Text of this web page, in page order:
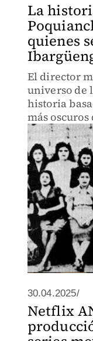
La
quienes
El director
universo de
historia
más
30.04.2025/
Netflix